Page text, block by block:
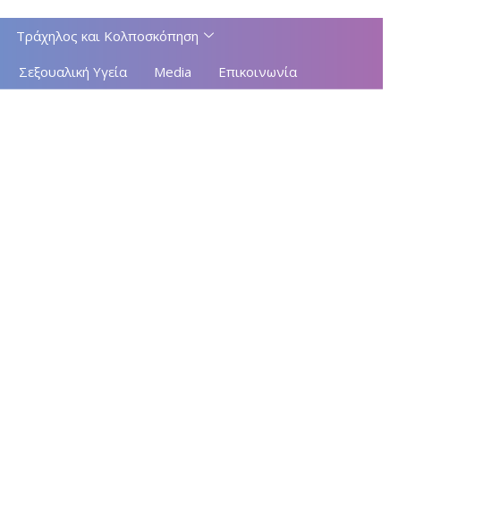
Τράχηλος και Κολποσκόπηση
Σεξουαλική Υγεία Media Επικοινωνία